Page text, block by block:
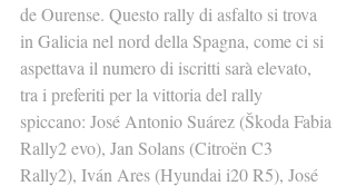
de Ourense. Questo rally di asfalto si trova
in Galicia nel nord della Spagna, come ci si
aspettava il numero di iscritti sarà elevato,
tra i preferiti per la vittoria del rally
spiccano: José Antonio Suárez (Škoda Fabia
Rally2 evo), Jan Solans (Citroën C3
Rally2), Iván Ares (Hyundai i20 R5), José